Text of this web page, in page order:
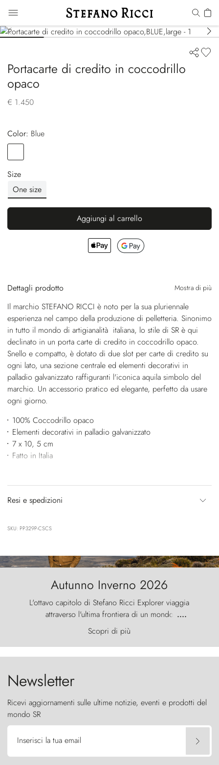
Portacarte di credito in coccodrillo
opaco
€ 1.450
Color:
blue
Size
One size
Aggiungi al carrello
Dettagli prodotto Mostra di più
Il marchio STEFANO RICCI è noto per la sua pluriennale
esperienza nel campo della produzione di pelletteria. Sinonimo
in tutto il mondo di artigianalità italiana, lo stile di SR è qui
declinato in un porta carte di credito in coccodrillo opaco.
Snello e compatto, è dotato di due slot per carte di credito su
ogni lato, una sezione centrale ed elementi decorativi in
palladio galvanizzato raffiguranti l'iconica aquila simbolo del
marchio. Un accessorio pratico ed elegante, perfetto da usare
ogni giorno.
100% Coccodrillo opaco
Elementi decorativi in palladio galvanizzato
7 x 10, 5 cm
Fatto in Italia
Resi e spedizioni
SKU: PP329P-CSCS
Autunno Inverno 2026
L'ottavo capitolo di Stefano Ricci Explorer viaggia
attraverso l'ultima frontiera di un mondo
primordiale, dove il vento scolpisce la natura con
furia ancestrale e le Torres del Paine sfidano il
cielo come sentinelle di pietra.
....
Scopri di più
Newsletter
Ricevi aggiornamenti sulle ultime notizie, eventi e prodotti del
mondo SR
Inserisci la tua email